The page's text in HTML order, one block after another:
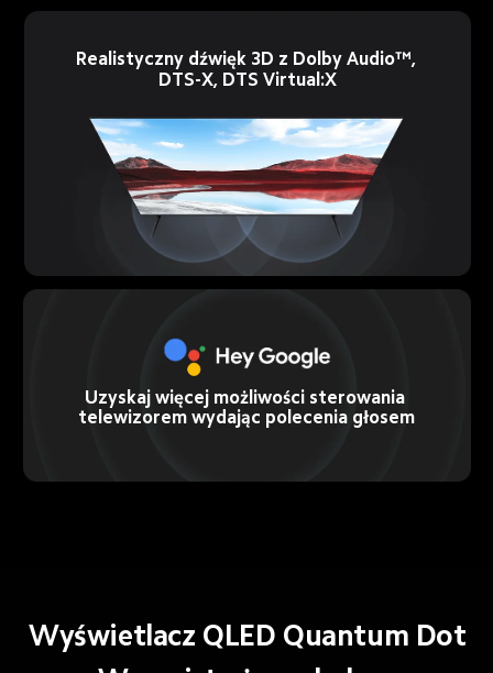
Realistyczny dźwięk 3D z Dolby Audio™,
DTS-X, DTS Virtual:X
Uzyskaj więcej możliwości sterowania
telewizorem wydając polecenia głosem
Wyświetlacz QLED Quantum Dot